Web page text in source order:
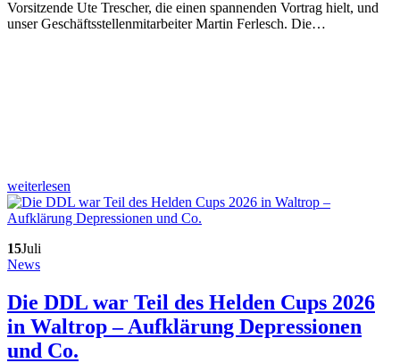
Vorsitzende Ute Trescher, die einen spannenden Vortrag hielt, und
unser Geschäftsstellenmitarbeiter Martin Ferlesch. Die…
weiterlesen
15Juli
News
Die DDL war Teil des Helden Cups 2026
in Waltrop – Aufklärung Depressionen
und Co.